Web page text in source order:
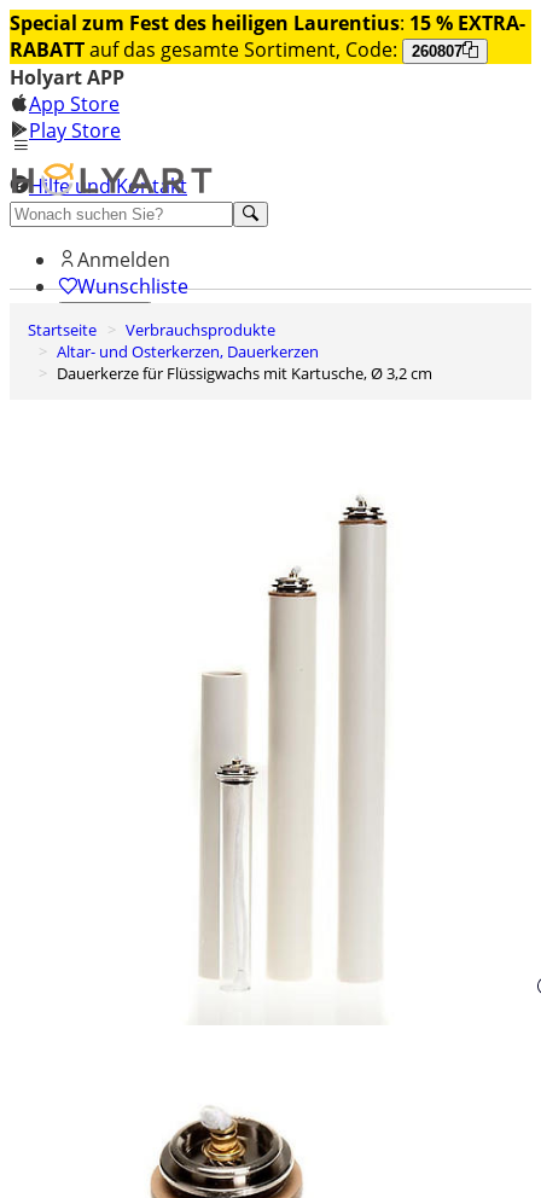
Special zum Fest des heiligen Laurentius: 15 % EXTRA-
RABATTauf das gesamte Sortiment, Code: 260807
Holyart APP
App Store
Play Store
Hilfe und Kontakt
Entdecken Sie Premium
Anmelden
Wunschliste
0
Warenkorb
Startseite
Verbrauchsprodukte
Altar- und Osterkerzen, Dauerkerzen
Dauerkerze für Flüssigwachs mit Kartusche, Ø 3,2 cm